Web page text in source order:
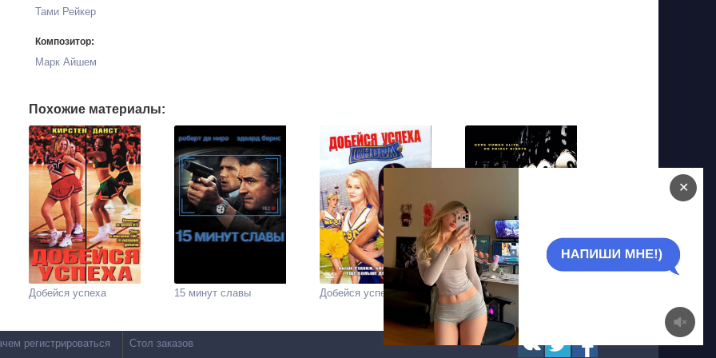
Тами Рейкер
Композитор:
Марк Айшем
Похожие материалы:
В лучах славы
Добейся успеха снова!
15 минут славы
Добейся успеха
регистрироваться Стол заказов
✕